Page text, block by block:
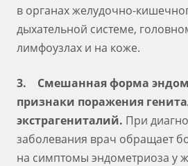
в органах желудочно-
дыхательной системе,
лимфоузлах и на коже.
3. Смешанная форма
признаки поражения
экстрагениталий. При
заболевания врач обращает
на симптомы эндометриоза у